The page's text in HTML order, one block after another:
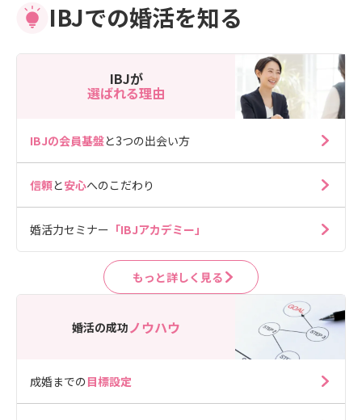
IBJでの婚活を知る
IBJが
選ばれる理由
IBJの会員基盤と3つの出会い方
信頼と安心へのこだわり
婚活力セミナー 「IBJアカデミー」
もっと詳しく見る
婚活の成功ノウハウ
成婚までの目標設定